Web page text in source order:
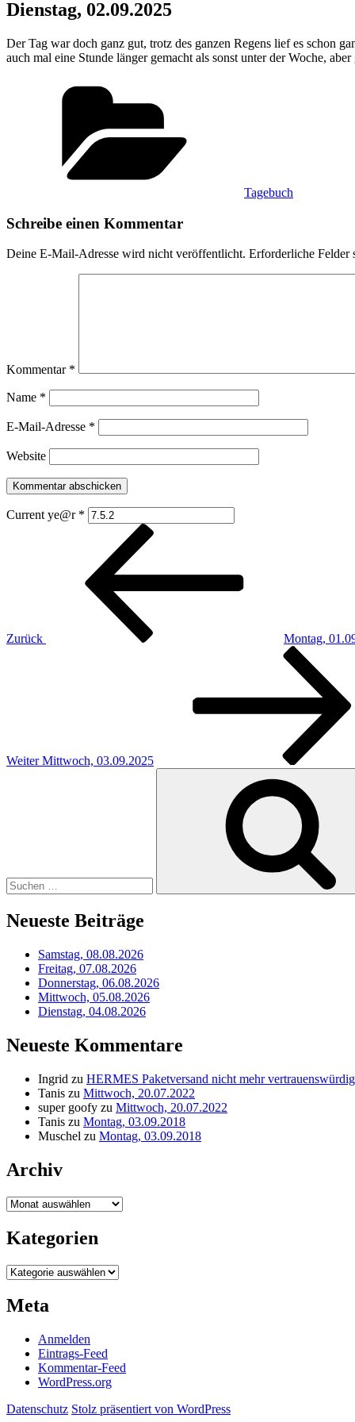
Dienstag, 02.09.2025
Der Tag war doch ganz gut, trotz des ganzen Regens lief es schon
auch mal eine Stunde länger gemacht als sonst unter der Woche,
Tagebuch
Schreibe einen Kommentar
Deine E-Mail-Adresse wird nicht veröffentlicht. Erforderliche Felder
Kommentar *
Name *
E-Mail-Adresse *
Website
Current ye@r *
Beitragsnavigation
Zurück
Montag,
Weiter Mittwoch, 03.09.2025
Neueste Beiträge
Samstag, 08.08.2026
Freitag, 07.08.2026
Donnerstag, 06.08.2026
Mittwoch, 05.08.2026
Dienstag, 04.08.2026
Neueste Kommentare
Ingrid zu HERMES Paketversand nicht mehr vertrauenswürdig
Tanis zu Mittwoch, 20.07.2022
super goofy zu Mittwoch, 20.07.2022
Tanis zu Montag, 03.09.2018
Muschel zu Montag, 03.09.2018
Archiv
Archiv
Kategorien
Kategorien
Meta
Anmelden
Eintrags-Feed
Kommentar-Feed
WordPress.org
Datenschutz Stolz präsentiert von WordPress